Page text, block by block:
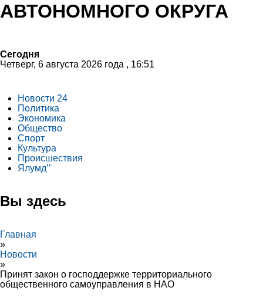
АВТОНОМНОГО ОКРУГА
Сегодня
Четверг, 6 августа 2026 года , 16:51
Новости 24
Политика
Экономика
Общество
Спорт
Культура
Происшествия
Ялумд’’
Вы здесь
Главная
»
Новости
»
Принят закон о господдержке территориального
общественного самоуправления в НАО